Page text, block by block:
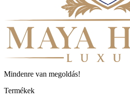
Mindenre van megoldás!
Termékek